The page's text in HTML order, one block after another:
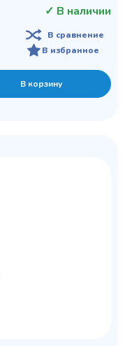
✓ В наличии
В сравнение
В избранное
В корзину